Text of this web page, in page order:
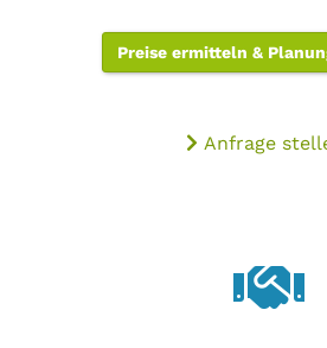
Preise ermitteln &
Anfrage